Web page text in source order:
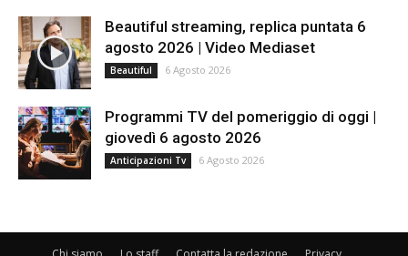
Beautiful streaming, replica puntata 6
agosto 2026 | Video Mediaset
Beautiful 6 Agosto 2026
Programmi TV del pomeriggio di oggi |
giovedì 6 agosto 2026
Anticipazioni Tv 6 Agosto 2026